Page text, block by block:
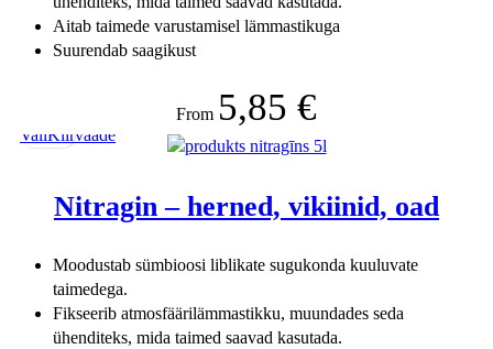
Aitab taimede varustamisel lämmastikuga
Suurendab saagikust
From 5,85 €
ValiKiirvaade
Nitragin – herned, vikiinid, oad
Moodustab sümbioosi liblikate sugukonda kuuluvate
taimedega.
Fikseerib atmosfäärilämmastikku, muundades seda
ühenditeks, mida taimed saavad kasutada.